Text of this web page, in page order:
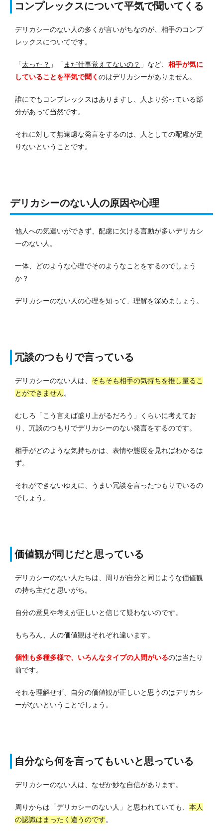
コンプレックスについて平気で聞いてくる
デリカシーのない人の多くが言いがちなのが、相手のコンプ
レックスについてです。
「太った？ 」「 まだ仕事覚えてないの？ 」など、 相手が気に
していることを平気で聞く のはデリカシーがありません。
誰にでもコンプレックスはありますし、人より劣っている部
分があって当然です。
それに対して無遠慮な発言をするのは、人としての配慮が足
りないということです。
デリカシーのない人の原因や心理
他人への気遣いができず、配慮に欠ける言動が多いデリカシ
ーのない人。
一体、どのような心理でそのようなことをするのでしょう
か？
デリカシーのない人の心理を知って、理解を深めましょう。
冗談のつもりで言っている
デリカシーのない人は、 そもそも相手の気持ちを推し量るこ
とができません。
むしろ「こう言えば盛り上がるだろう」くらいに考えてお
り、冗談のつもりでデリカシーのない発言をするのです。
相手がどのような気持ちかは、表情や態度を見ればわかるは
ず。
それができないゆえに、うまい冗談を言ったつもりでいるの
でしょう。
価値観が同じだと思っている
デリカシーのない人たちは、周りが自分と同じような価値観
の持ち主だと思いがち。
自分の意見や考えが正しいと信じて疑わないのです。
もちろん、人の価値観はそれぞれ違います。
個性も多種多様で、いろんなタイプの人間がいるのは当たり
前です。
それを理解せず、自分の価値観が正しいと思うのはデリカシ
ーがないということでしょう。
自分なら何を言ってもいいと思っている
デリカシーのない人は、なぜか妙な自信があります。
周りからは「デリカシーのない人」と思われていても、 本人
の認識はまったく違うのです。